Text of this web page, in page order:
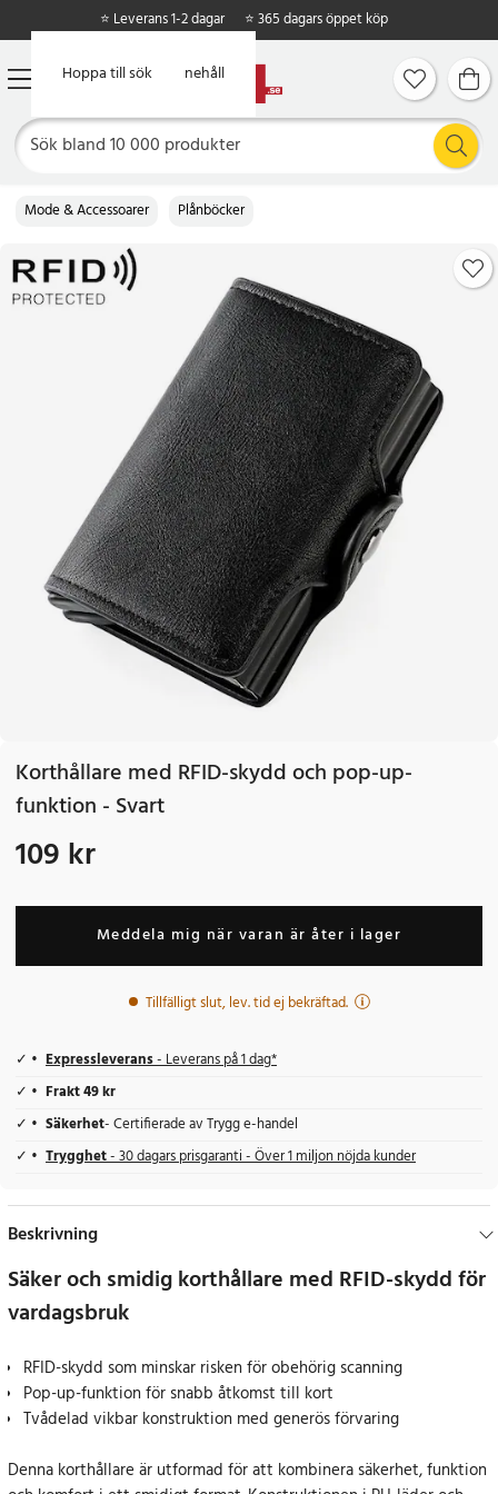
Hoppa till huvudinnehåll
Hoppa till sök
⭐ Leverans 1-2 dagar ⭐ 365 dagars öppet köp
Mode & Accessoarer Plånböcker
Korthållare med RFID-skydd och pop-up-
funktion - Svart
Pris:109 kr
109 kr
Meddela mig när varan är åter i lager
Tillfälligt slut, lev. tid ej bekräftad.
Expressleverans- Leverans på 1 dag*
Frakt 49 kr
Säkerhet- Certifierade av Trygg e-handel
Trygghet- 30 dagars prisgaranti - Över 1 miljon nöjda kunder
Beskrivning
Säker och smidig korthållare med RFID-skydd för
vardagsbruk
RFID-skydd som minskar risken för obehörig scanning
Pop-up-funktion för snabb åtkomst till kort
Tvådelad vikbar konstruktion med generös förvaring
Denna korthållare är utformad för att kombinera säkerhet, funktion